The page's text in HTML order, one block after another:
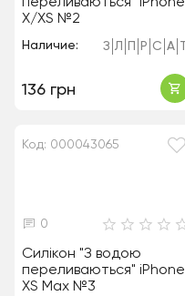
переливаються" iPhone
X/XS №2
Наличие: З Л Р С А
136 грн
Код: 000043065
0
Силікон "З водою
переливаються" iPhone
XS Max №3